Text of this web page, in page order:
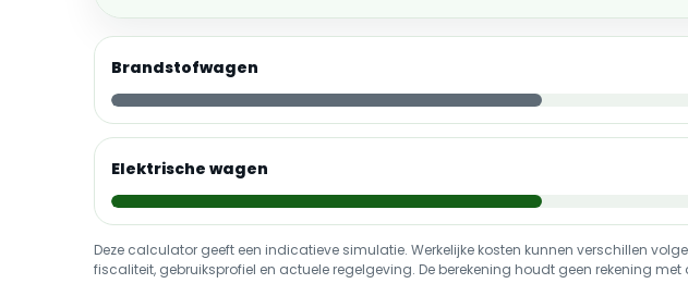
Brandstofwagen
Elektrische wagen
Deze calculator geeft een indicatieve simulatie. Werkelijke kosten kunnen verschillen
fiscaliteit, gebruiksprofiel en actuele regelgeving. De berekening houdt geen rekening